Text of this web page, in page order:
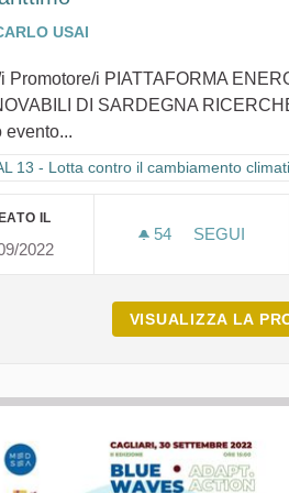
USAI
Promotore/i PIATTAFORMA
DI SARDEGNA
evento...
i risultati per categoria: GOAL 13 - Lotta
13 - Lotta contro il cambiamento
IL
2022
54 54
SEGUI
VERSO LA
VISUALIZZA LA